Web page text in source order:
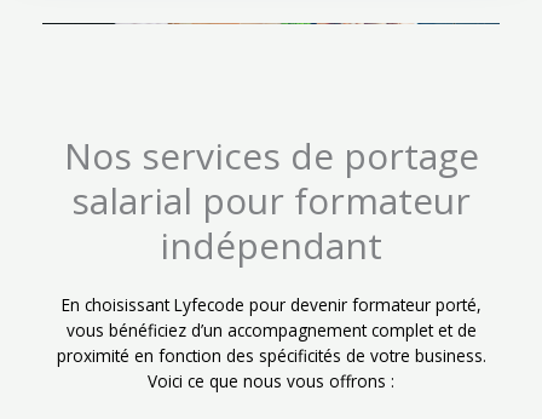
Nos services de portage
salarial pour formateur
indépendant
En choisissant Lyfecode pour devenir formateur porté,
vous bénéficiez d’un accompagnement complet et de
proximité en fonction des spécificités de votre business.
Voici ce que nous vous offrons :